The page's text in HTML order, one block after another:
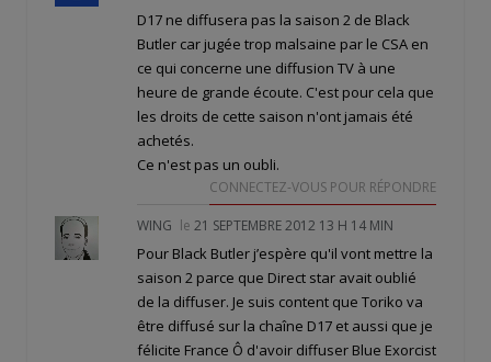
D17 ne diffusera pas la saison 2 de Black
Butler car jugée trop malsaine par le CSA en
ce qui concerne une diffusion TV à une
heure de grande écoute. C'est pour cela que
les droits de cette saison n'ont jamais été
achetés.
Ce n'est pas un oubli.
CONNECTEZ-VOUS POUR RÉPONDRE
WING le 21 SEPTEMBRE 2012 13 H 14 MIN
Pour Black Butler j’espère qu'il vont mettre la
saison 2 parce que Direct star avait oublié
de la diffuser. Je suis content que Toriko va
être diffusé sur la chaîne D17 et aussi que je
félicite France Ô d'avoir diffuser Blue Exorcist